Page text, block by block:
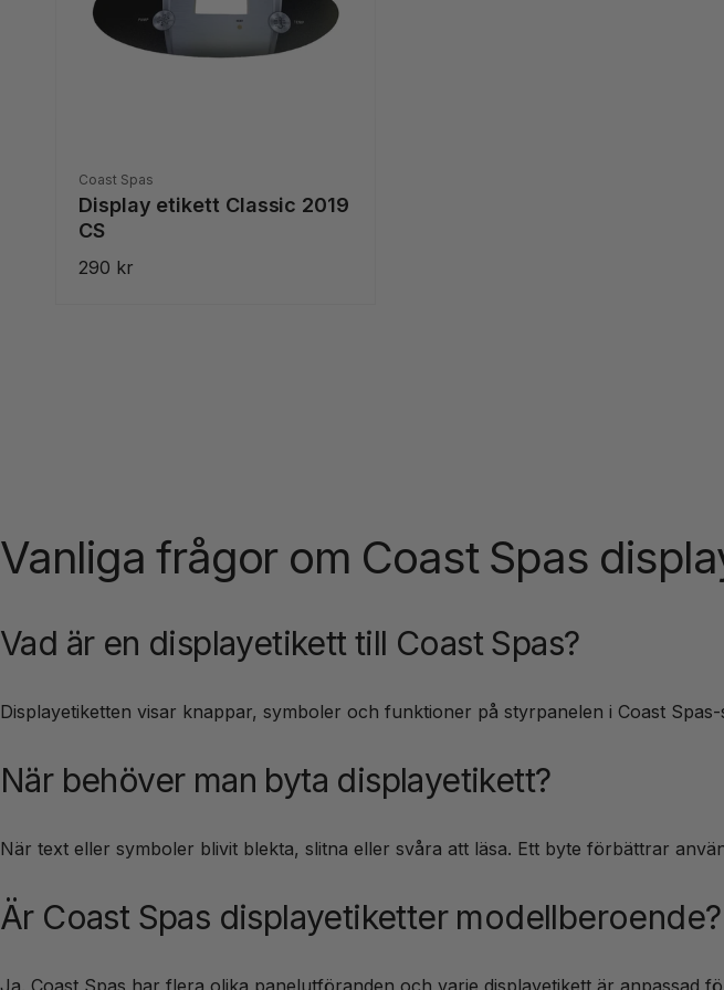
Säljare:
Coast Spas
Display etikett Classic 2019
CS
Ordinarie
290 kr
Vanliga frågor om Coast Spas
Vad är en displayetikett till Coast Spas?
Displayetiketten visar knappar, symboler och funktioner på styrpanelen i Coast
När behöver man byta displayetikett?
När text eller symboler blivit blekta, slitna eller svåra att läsa. Ett byte förbättrar
Är Coast Spas displayetiketter modellberoende?
Ja. Coast Spas har flera olika panelutföranden och varje displayetikett är anpassad